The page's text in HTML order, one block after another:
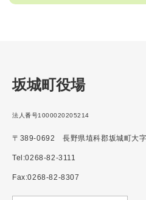
坂城町役場
法人番号1000020205214
〒389-0692 長野県埴科郡坂城町大
Tel:0268-82-3111
Fax:0268-82-8307